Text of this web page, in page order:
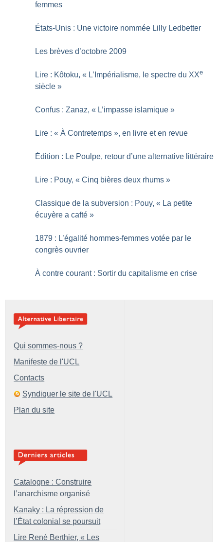
femmes
États-Unis : Une victoire nommée Lilly Ledbetter
Les brèves d’octobre 2009
Lire : Kôtoku, « L’Impérialisme, le spectre du XXe
siècle »
Confus : Zanaz, « L’impasse islamique »
Lire : « À Contretemps », en livre et en revue
Édition : Le Poulpe, retour d’une alternative littéraire
Lire : Pouy, « Cinq bières deux rhums »
Classique de la subversion : Pouy, « La petite
écuyère a cafté »
1879 : L’égalité hommes-femmes votée par le
congrès ouvrier
À contre courant : Sortir du capitalisme en crise
Qui sommes-nous ?
Manifeste de l'UCL
Contacts
Syndiquer le site de l'UCL
Plan du site
Catalogne : Construire
l’anarchisme organisé
Kanaky : La répression de
l’État colonial se poursuit
Lire René Berthier, « Les